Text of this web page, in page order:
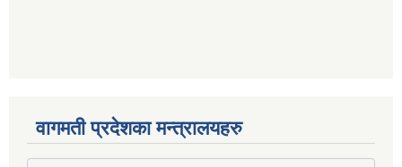
वागमती प्रदेशका मन्त्रालयहरु